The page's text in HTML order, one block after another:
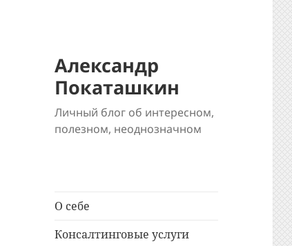
Александр
Покаташкин
Личный блог об интересном,
полезном, неоднозначном
О себе
Консалтинговые услуги